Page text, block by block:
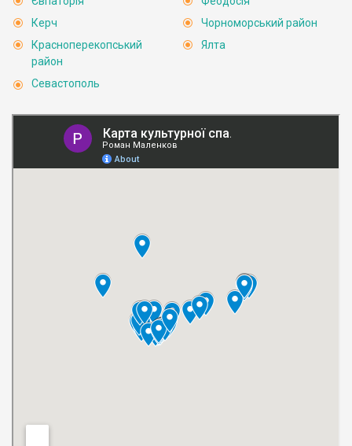
Керч
Красноперекопський
район
Севастополь
Чорноморський район
Ялта